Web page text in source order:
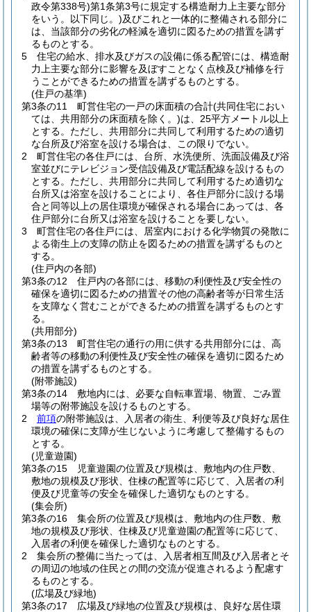
政令第338号)第1条第3号に規定する構造耐力上主要な部分
をいう。以下同じ。)及びこれと一体的に整備される部分に
は、当該部分の劣化の軽減を適切に図るための措置を講ず
るものとする。
5
住宅の給水、排水及びガスの設備に係る配管には、構造耐
力上主要な部分に影響を及ぼすことなく点検及び補修を行
うことができるための措置を講ずるものとする。
(住戸の基準)
第3条の11
町営住宅の一戸の床面積の合計(共同住宅におい
ては、共用部分の床面積を除く。)は、25平方メートル以上
とする。 ただし、共用部分に共同して利用するための適切
な台所及び浴室を設ける場合は、この限りでない。
2
町営住宅の各住戸には、台所、水洗便所、洗面設備及び浴
室並びにテレビジョン受信設備及び電話配線を設けるもの
とする。 ただし、共用部分に共同して利用するため適切な
台所又は浴室を設けることにより、各住戸部分に設ける場
合と同等以上の居住環境が確保される場合にあっては、各
住戸部分に台所又は浴室を設けることを要しない。
3
町営住宅の各住戸には、居室内における化学物質の発散に
よる衛生上の支障の防止を図るための措置を講ずるものと
する。
(住戸内の各部)
第3条の12
住戸内の各部には、移動の利便性及び安全性の
確保を適切に図るための措置その他の高齢者等が日常生活
を支障なく営むことができるための措置を講ずるものとす
る。
(共用部分)
第3条の13
町営住宅の通行の用に供する共用部分には、高
齢者等の移動の利便性及び安全性の確保を適切に図るため
の措置を講ずるものとする。
(附帯施設)
第3条の14
敷地内には、必要な自転車置場、物置、ごみ置
場等の附帯施設を設けるものとする。
2
前項の附帯施設は、入居者の衛生、利便等及び良好な居住
環境の確保に支障が生じないように考慮して整備するもの
とする。
(児童遊園)
第3条の15
児童遊園の位置及び規模は、敷地内の住戸数、
敷地の規模及び形状、住棟の配置等に応じて、入居者の利
便及び児童等の安全を確保した適切なものとする。
(集会所)
第3条の16
集会所の位置及び規模は、敷地内の住戸数、敷
地の規模及び形状、住棟及び児童遊園の配置等に応じて、
入居者の利便を確保した適切なものとする。
2
集会所の整備に当たっては、入居者相互間及び入居者とそ
の周辺の地域の住民との間の交流が促進されるよう配慮す
るものとする。
(広場及び緑地)
第3条の17
広場及び緑地の位置及び規模は、良好な居住環